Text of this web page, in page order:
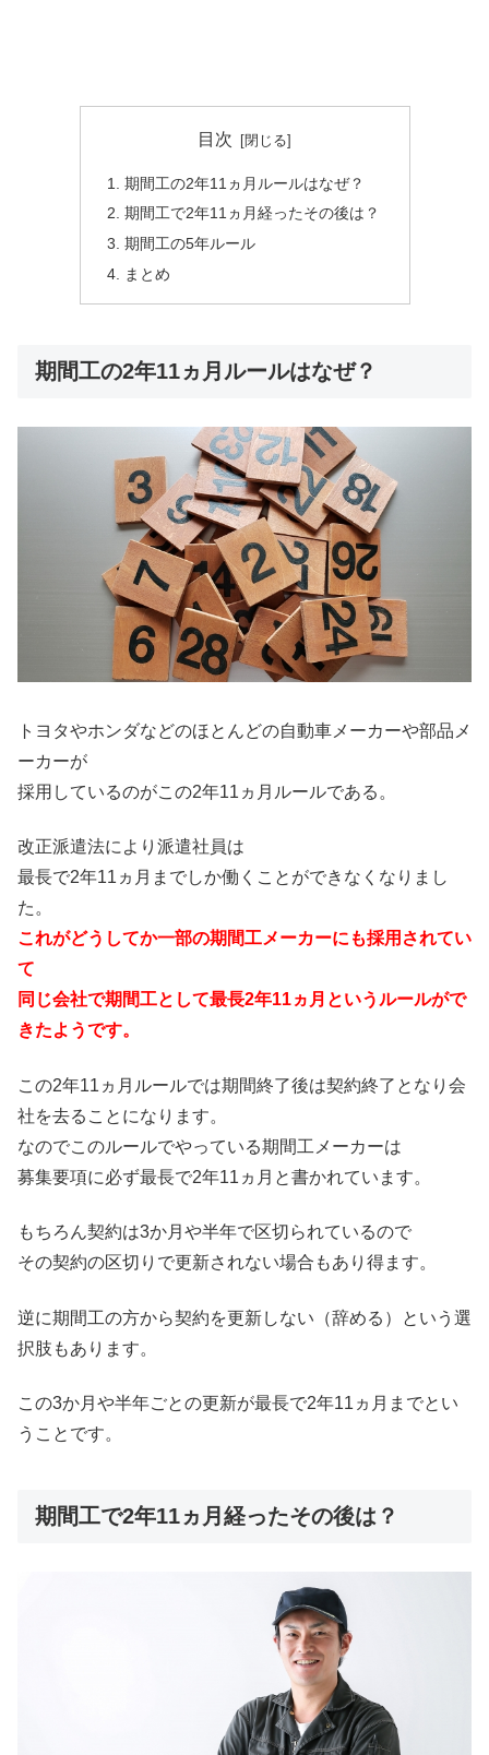
目次
期間工の2年11ヵ月ルールはなぜ？
期間工で2年11ヵ月経ったその後は？
期間工の5年ルール
まとめ
期間工の2年11ヵ月ルールはなぜ？
トヨタやホンダなどのほとんどの自動車メーカーや部品メ
ーカーが
採用しているのがこの2年11ヵ月ルールである。
改正派遣法により派遣社員は
最長で2年11ヵ月までしか働くことができなくなりまし
た。
これがどうしてか一部の期間工メーカーにも採用されてい
て
同じ会社で期間工として最長2年11ヵ月というルールがで
きたようです。
この2年11ヵ月ルールでは期間終了後は契約終了となり会
社を去ることになります。
なのでこのルールでやっている期間工メーカーは
募集要項に必ず最長で2年11ヵ月と書かれています。
もちろん契約は3か月や半年で区切られているので
その契約の区切りで更新されない場合もあり得ます。
逆に期間工の方から契約を更新しない（辞める）という選
択肢もあります。
この3か月や半年ごとの更新が最長で2年11ヵ月までとい
うことです。
期間工で2年11ヵ月経ったその後は？